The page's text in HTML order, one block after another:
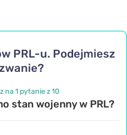
PRL-u. Podejmiesz
na 1 pytanie z 10
stan wojenny w PRL?